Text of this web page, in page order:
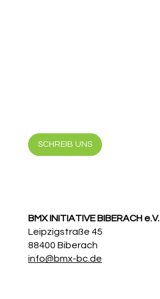
SCHREIB UNS
BMX INITIATIVE BIBERACH e.V.
Leipzigstraße 45
88400 Biberach
info@bmx-bc.de